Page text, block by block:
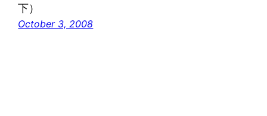
下）
October 3, 2008